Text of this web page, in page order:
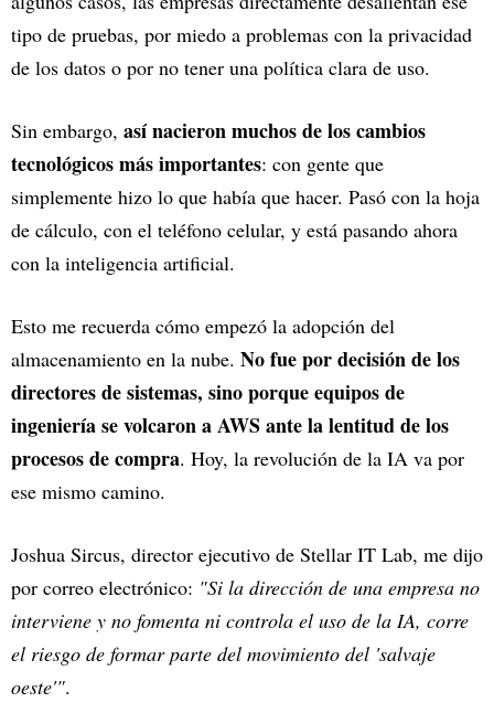
tipo de pruebas, por miedo a problemas con la privacidad
de los datos o por no tener una política clara de uso.
Sin embargo, así nacieron muchos de los cambios
tecnológicos más importantes: con gente que
simplemente hizo lo que había que hacer. Pasó con la hoja
de cálculo, con el teléfono celular, y está pasando ahora
con la inteligencia artificial.
Esto me recuerda cómo empezó la adopción del
almacenamiento en la nube. No fue por decisión de los
directores de sistemas, sino porque equipos de
ingeniería se volcaron a AWS ante la lentitud de los
procesos de compra. Hoy, la revolución de la IA va por
ese mismo camino.
Joshua Sircus, director ejecutivo de Stellar IT Lab, me dijo
por correo electrónico: "Si la dirección de una empresa no
interviene y no fomenta ni controla el uso de la IA, corre
el riesgo de formar parte del movimiento del 'salvaje
oeste'".